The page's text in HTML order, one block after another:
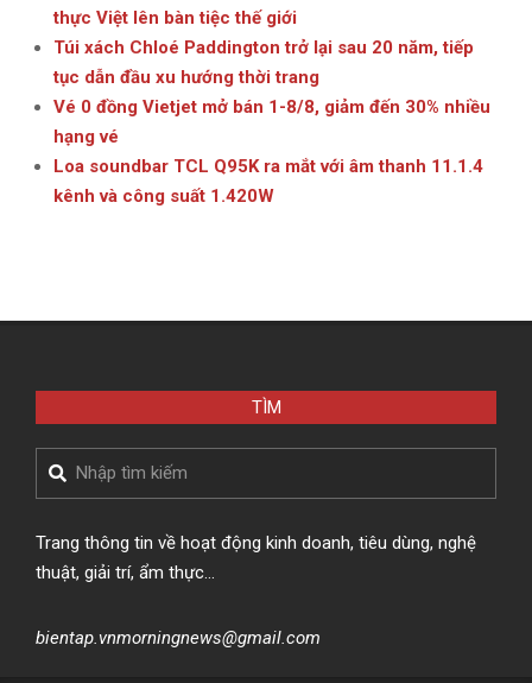
thực Việt lên bàn tiệc thế giới
Túi xách Chloé Paddington trở lại sau 20 năm, tiếp
tục dẫn đầu xu hướng thời trang
Vé 0 đồng Vietjet mở bán 1-8/8, giảm đến 30% nhiều
hạng vé
Loa soundbar TCL Q95K ra mắt với âm thanh 11.1.4
kênh và công suất 1.420W
TÌM
Search
Trang thông tin về hoạt động kinh doanh, tiêu dùng, nghệ
thuật, giải trí, ẩm thực…
bientap.vnmorningnews@gmail.com